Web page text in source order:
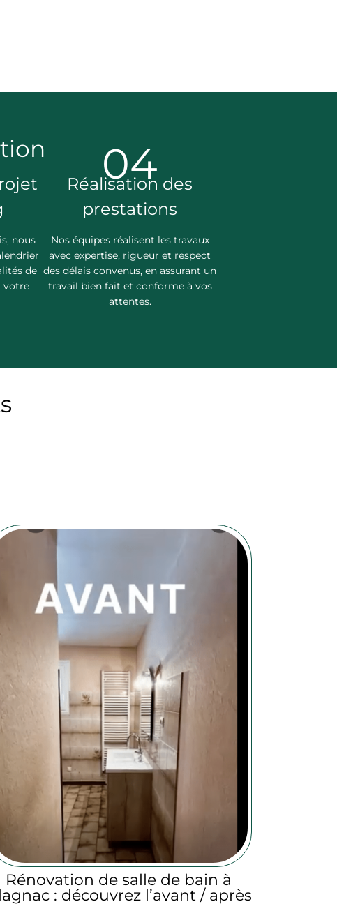
nous
de
votre
04
Réalisation des
prestations
Nos équipes réalisent les travaux
avec expertise, rigueur et respect
des délais convenus, en assurant un
travail bien fait et conforme à vos
attentes.
Rénovation de salle de bain à
: découvrez l’avant / après